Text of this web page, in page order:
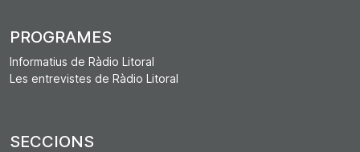
PROGRAMES
Informatius de Ràdio Litoral
Les entrevistes de Ràdio Litoral
SECCIONS